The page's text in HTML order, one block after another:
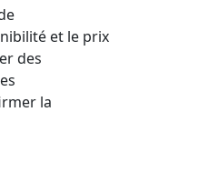
et le prix
des
la